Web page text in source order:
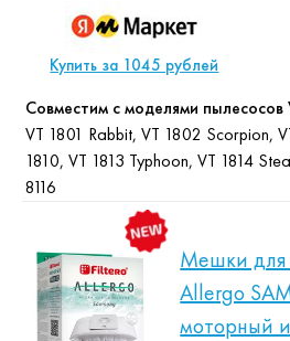
Купить за 1045 рублей
Совместим с моделями пылесосов
VT 1801 Rabbit, VT 1802 Scorpion,
1810, VT 1813 Typhoon, VT 1814
8116
Мешки для
Allergo
моторный